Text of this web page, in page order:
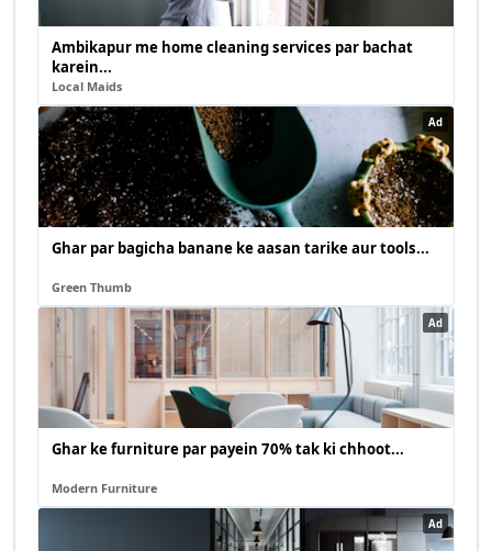
Ambikapur me home cleaning services par bachat
karein...
Local Maids
Ad
Ghar par bagicha banane ke aasan tarike aur tools...
Green Thumb
Ad
Ghar ke furniture par payein 70% tak ki chhoot...
Modern Furniture
Ad